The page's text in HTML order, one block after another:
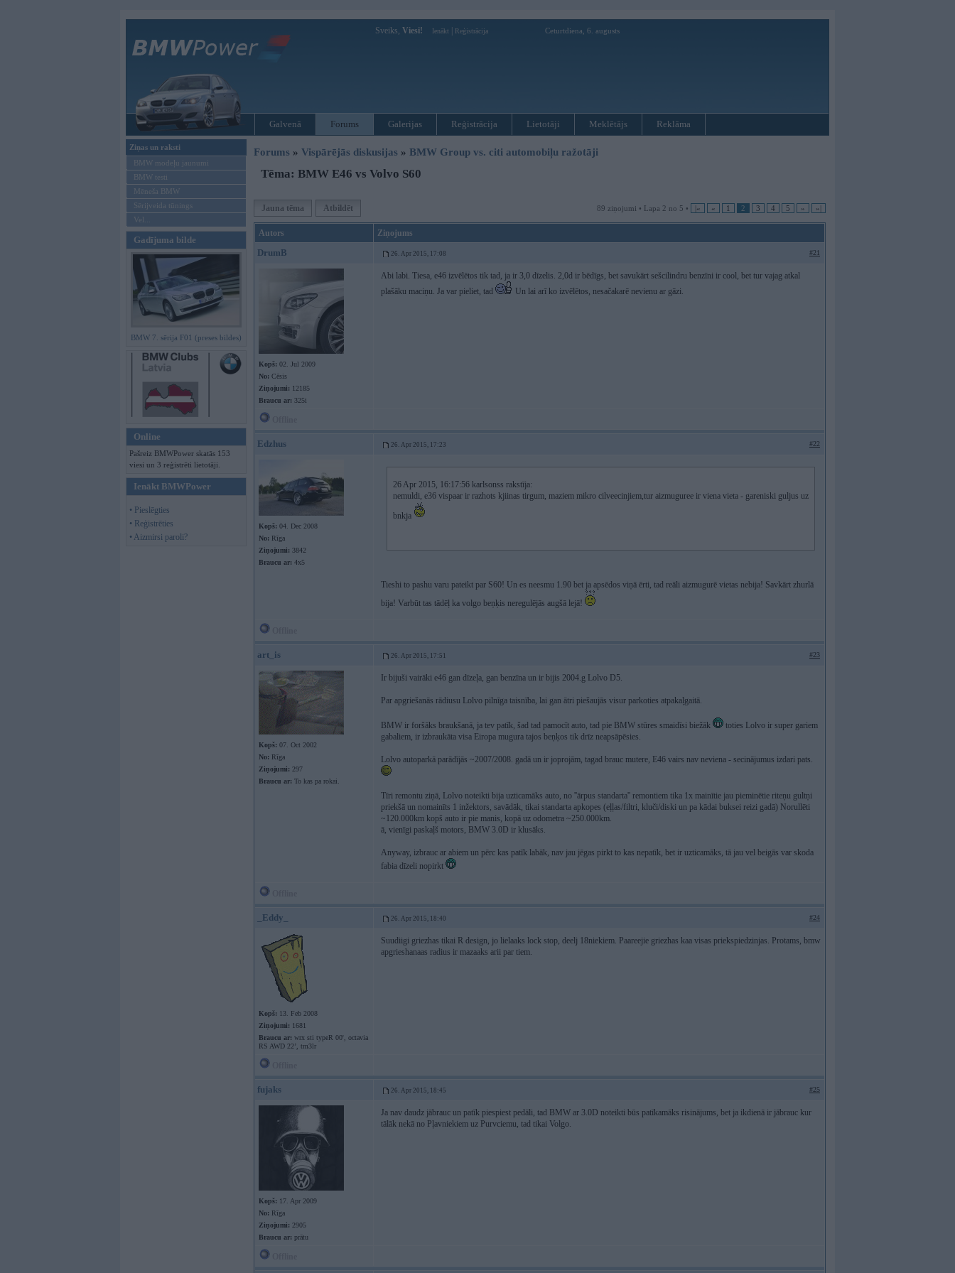
Sveiks, Viesi! Ienākt Reģistrācija Ceturtdiena, 6. augusts
Galvenā Forums Galerijas Reģistrācija Lietotāji Meklētājs Reklāma
Ziņas un raksti
BMW modeļu jaunumi
BMW testi
Mēneša BMW
Sērijveida tūnings
Vel...
Gadījuma bilde
BMW 7. sērija F01 (preses bildes)
Online
Pašreiz BMWPower skatās 153
viesi un 3 reģistrēti lietotāji.
Ienākt BMWPower
• Pieslēgties
• Reģistrēties
• Aizmirsi paroli?
Forums » Vispārējās diskusijas » BMW Group vs. citi automobiļu ražotāji
Tēma: BMW E46 vs Volvo S60
Jauna tēma Atbildēt 89 ziņojumi • Lapa 2 no 5 • |« « 1 2 3 4 5 » »|
Autors Ziņojums
DrumB 26. Apr 2015, 17:08 #21
Kopš: 02. Jul 2009
No: Cēsis
Ziņojumi: 12185
Braucu ar: 325i
Abi labi. Tiesa, e46 izvēlētos tik tad, ja ir 3,0 dīzelis. 2,0d ir bēdīgs, bet savukārt sešcilindru benzīni ir cool, bet tur vajag atkal
plašāku maciņu. Ja var pieliet, tad
Un lai arī ko izvēlētos, nesačakarē nevienu ar gāzi.
Edzhus 26. Apr 2015, 17:23 #22
Kopš: 04. Dec 2008
No: Rīga
Ziņojumi: 3842
Braucu ar: 4x5
26 Apr 2015, 16:17:56 karlsonss rakstīja:
nemuldi, e36 vispaar ir razhots kjiinas tirgum, maziem mikro cilveecinjiem,tur aizmuguree ir viena vieta - gareniski guljus uz
bnkja
Tieshi to pashu varu pateikt par S60! Un es neesmu 1.90 bet ja apsēdos viņā ērti, tad reāli aizmugurē vietas nebija! Savkārt zhurlā
bija! Varbūt tas tādēļ ka volgo beņķis neregulējās augšā lejā!
art_is 26. Apr 2015, 17:51 #23
Kopš: 07. Oct 2002
No: Rīga
Ziņojumi: 297
Braucu ar: To kas pa rokai.
Ir bijuši vairāki e46 gan dīzeļa, gan benzīna un ir bijis 2004.g Lolvo D5.
Par apgriešanās rādiusu Lolvo pilnīga taisnība, lai gan ātri piešaujās visur parkoties atpakaļgaitā.
BMW ir foršāks braukšanā, ja tev patīk, šad tad pamocīt auto, tad pie BMW stūres smaidīsi biežāk
toties Lolvo ir super gariem
gabaliem, ir izbraukāta visa Eiropa mugura tajos beņķos tik drīz neapsāpēsies.
Lolvo autoparkā parādījās ~2007/2008. gadā un ir joprojām, tagad brauc mutere, E46 vairs nav neviena - secinājumus izdari pats.
Tīri remontu ziņā, Lolvo noteikti bija uzticamāks auto, no ''ārpus standarta'' remontiem tika 1x mainītie jau pieminētie riteņu gultņi
priekšā un nomainīts 1 inžektors, savādāk, tikai standarta apkopes (eļļas/filtri, kluči/diski un pa kādai buksei reizi gadā) Norullēti
~120.000km kopš auto ir pie manis, kopā uz odometra ~250.000km.
ā, vienīgi paskaļš motors, BMW 3.0D ir klusāks.
Anyway, izbrauc ar abiem un pērc kas patīk labāk, nav jau jēgas pirkt to kas nepatīk, bet ir uzticamāks, tā jau vel beigās var skoda
fabia dīzeli nopirkt
_Eddy_ 26. Apr 2015, 18:40 #24
Kopš: 13. Feb 2008
Ziņojumi: 1681
Braucu ar: wrx sti typeR 00', octavia
RS AWD 22’, tm3lr
Suudiigi griezhas tikai R design, jo lielaaks lock stop, deelj 18niekiem. Paareejie griezhas kaa visas priekspiedzinjas. Protams, bmw
apgrieshanaas radius ir mazaaks arii par tiem.
fujaks 26. Apr 2015, 18:45 #25
Kopš: 17. Apr 2009
No: Rīga
Ziņojumi: 2905
Braucu ar: prātu
Ja nav daudz jābrauc un patīk piespiest pedāli, tad BMW ar 3.0D noteikti būs patīkamāks risinājums, bet ja ikdienā ir jābrauc kur
tālāk nekā no Pļavniekiem uz Purvciemu, tad tikai Volgo.